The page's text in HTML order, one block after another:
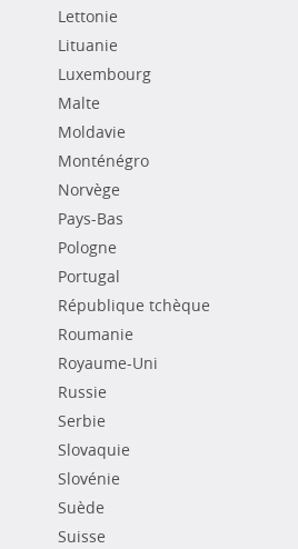
Lettonie
Lituanie
Luxembourg
Malte
Moldavie
Monténégro
Norvège
Pays-Bas
Pologne
Portugal
République tchèque
Roumanie
Royaume-Uni
Russie
Serbie
Slovaquie
Slovénie
Suède
Suisse